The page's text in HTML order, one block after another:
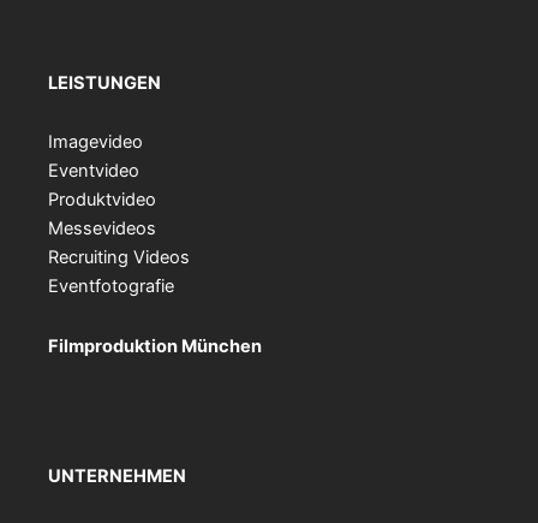
LEISTUNGEN
Imagevideo
Eventvideo
Produktvideo
Messevideos
Recruiting Videos
Eventfotografie
Filmproduktion München
UNTERNEHMEN